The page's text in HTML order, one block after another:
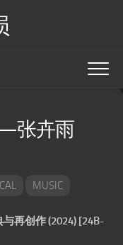
张卉雨
MUSIC
再创作 (2024) [24B-